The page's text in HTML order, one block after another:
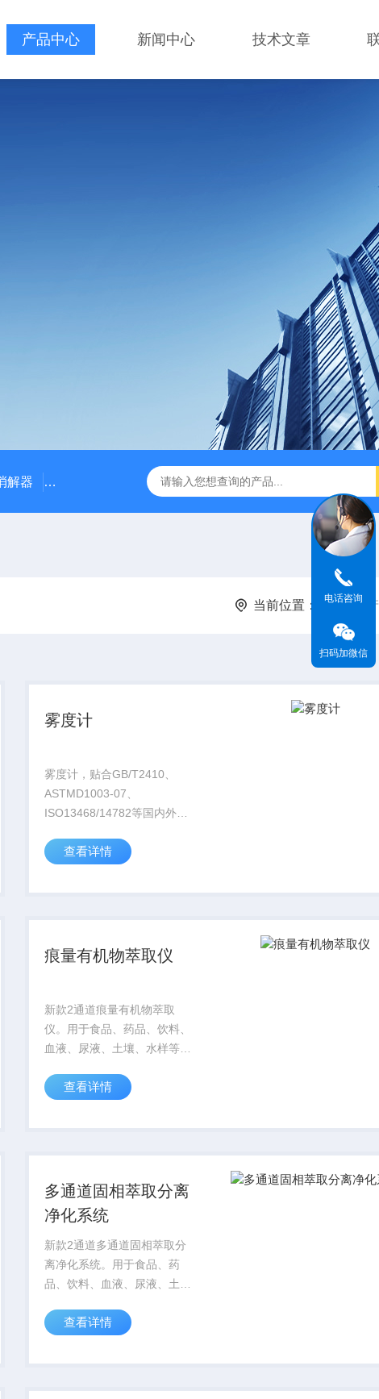
产品中心 新闻中心 技术文章
解器 LJ-W110X标准COD消解器 LJ-W110XCOD消解器
当前位置： 首页
雾度计
雾度计，贴合GB/T2410、
ASTMD1003-07、
ISO13468/14782等国内外标
率与雾度检测设计，凭借标准
（分辨率0.01、重复性0....
查看详情
痕量有机物萃取仪
新款2通道痕量有机物萃取
仪。用于食品、药品、饮料、
血液、尿液、土壤、水样等样
和净化，尤其适合于小体积液
是气相、液相色谱或质谱仪器
查看详情
多通道固相萃取分离
净化系统
新款2通道多通道固相萃取分
离净化系统。用于食品、药
品、饮料、血液、尿液、土
有机物的萃取和净化，尤其适
机物的分析，是气相、液相色
查看详情
电话咨询
扫码加微信